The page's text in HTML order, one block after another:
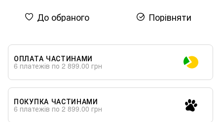
До обраного Порівняти
ОПЛАТА ЧАСТИНАМИ
6 платежів по 2 899.00 грн
ПОКУПКА ЧАСТИНАМИ
6 платежів по 2 899.00 грн